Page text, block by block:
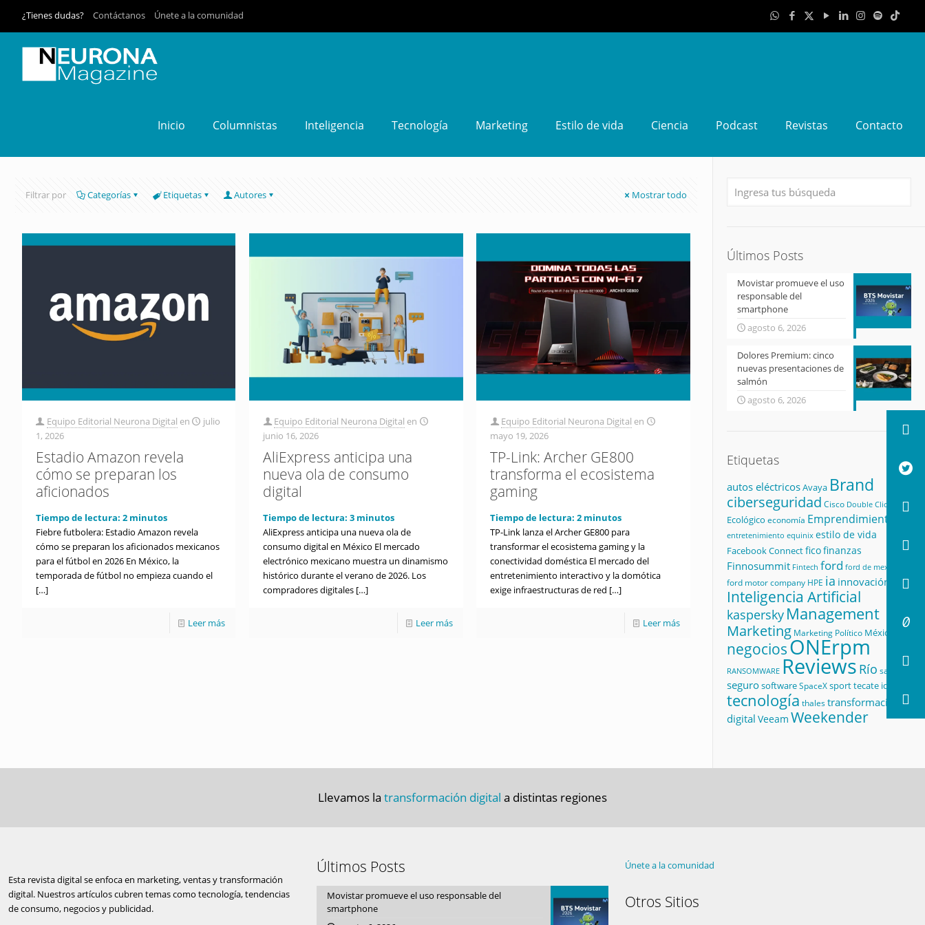
¿Tienes dudas? Contáctanos Únete a la comunidad
Inicio Columnistas Inteligencia Tecnología Marketing Estilo de vida Ciencia Podcast Revistas Contacto
Filtrar por Categorías Etiquetas Autores Mostrar todo
Equipo Editorial Neurona Digital en
julio
1, 2026
Estadio Amazon revela
cómo se preparan los
aficionados
Tiempo de lectura: 2 minutos
Fiebre futbolera: Estadio Amazon revela
cómo se preparan los aficionados mexicanos
para el fútbol en 2026 En México, la
temporada de fútbol no empieza cuando el
[…]
Leer más
Equipo Editorial Neurona Digital en
junio 16, 2026
AliExpress anticipa una
nueva ola de consumo
digital
Tiempo de lectura:3 minutos
AliExpress anticipa una nueva ola de
consumo digital en México El mercado
electrónico mexicano muestra un dinamismo
histórico durante el verano de 2026. Los
compradores digitales […]
Leer más
Equipo Editorial Neurona Digital en
mayo 19, 2026
TP-Link: Archer GE800
transforma el ecosistema
gaming
Tiempo de lectura:2 minutos
TP-Link lanza el Archer GE800 para
transformar el ecosistema gaming y la
conectividad doméstica El mercado del
entretenimiento interactivo y la domótica
exige infraestructuras de red […]
Leer más
Últimos Posts
Movistar promueve el uso
responsable del
smartphone
agosto 6, 2026
Dolores Premium: cinco
nuevas presentaciones de
salmón
agosto 6, 2026
Etiquetas
autos eléctricosAvaya Brand
ciberseguridad Cisco Double Click
Ecológico economía Emprendimiento
entretenimiento equinix estilo de vida
Facebook Connectficofinanzas
Finnosummit Fintech ford ford de mexico
ford motor company HPE ia innovación
Inteligencia Artificial
kaspersky Management
Marketing Marketing Político México
negociosONErpm
RANSOMWARE Reviews Río salud
segurosoftwareSpaceXsporttecate id
tecnología thalestransformación
digital Veeam Weekender
Llevamos la transformación digital a distintas regiones
Esta revista digital se enfoca en marketing, ventas y transformación
digital. Nuestros artículos cubren temas como tecnología, tendencias
de consumo, negocios y publicidad.
Últimos Posts
Movistar promueve el uso responsable del
smartphone
Únete a la comunidad
Otros Sitios